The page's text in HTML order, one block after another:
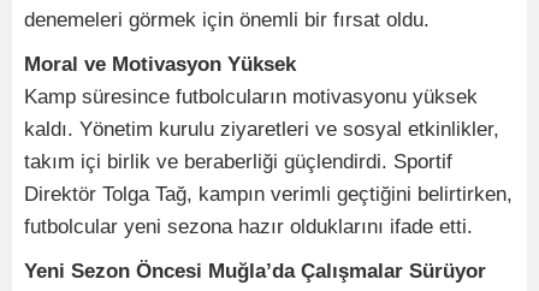
denemeleri görmek için önemli bir fırsat oldu.
Moral ve Motivasyon Yüksek
Kamp süresince futbolcuların motivasyonu yüksek
kaldı. Yönetim kurulu ziyaretleri ve sosyal etkinlikler,
takım içi birlik ve beraberliği güçlendirdi. Sportif
Direktör Tolga Tağ, kampın verimli geçtiğini belirtirken,
futbolcular yeni sezona hazır olduklarını ifade etti.
Yeni Sezon Öncesi Muğla’da Çalışmalar Sürüyor